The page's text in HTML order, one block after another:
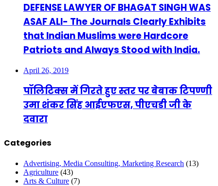
DEFENSE LAWYER OF BHAGAT SINGH WAS
ASAF ALI- The Journals Clearly Exhibits
that Indian Muslims were Hardcore
Patriots and Always Stood with India.
April 26, 2019
पॉलिटिक्स में गिरते हुए स्तर पर बेबाक टिपण्णी
उमा शंकर सिंह आईएफएस, पीएचडी जी के
दवारा
Categories
Advertising, Media Consulting, Marketing Research (13)
Agriculture (43)
Arts & Culture (7)